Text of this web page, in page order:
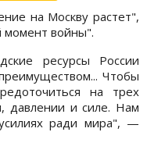
на Москву растет",
момент войны".
ресурсы России
Чтобы
на трех
давлении и силе. Нам
ради мира", —